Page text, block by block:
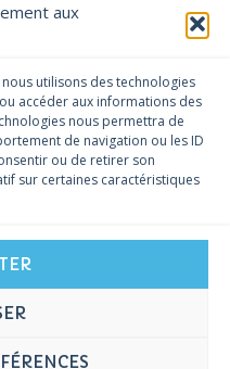
aux
utilisons des technologies
accéder aux informations des
nous permettra de
de navigation ou les ID
ou de retirer son
sur certaines caractéristiques
Linkedin